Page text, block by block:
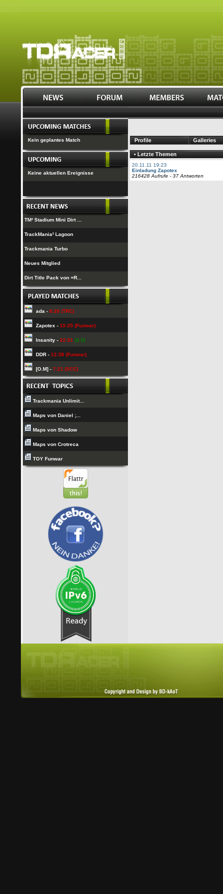
Kein geplantes Match
Keine aktuellen Ereignisse
TM² Stadium Mini Dirt ...
TrackMania² Lagoon
Trackmania Turbo
Neues Mitglied
Dirt Title Pack von =R...
ada - 8:28 (TRC)
Zapotex - 15:25 (Funwar)
Insanity - 22:31 (3:3)
DDR - 12:38 (Funwar)
[O.M] - 7:21 (SCC)
Trackmania Unlimit...
Maps von Daniel ;...
Maps von Shadow
Maps von Crotreca
TOY Funwar
Profile Galleries
• Letzte Themen
20.11.11 19:23
Einladung Zapotex
216428 Aufrufe - 37 Antworten